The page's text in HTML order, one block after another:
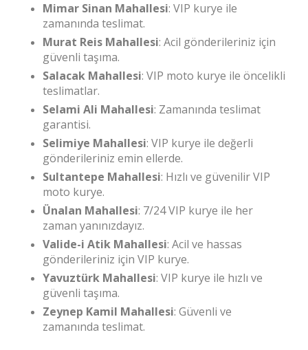
Mimar Sinan Mahallesi: VIP kurye ile
zamanında teslimat.
Murat Reis Mahallesi: Acil gönderileriniz için
güvenli taşıma.
Salacak Mahallesi: VIP moto kurye ile öncelikli
teslimatlar.
Selami Ali Mahallesi: Zamanında teslimat
garantisi.
Selimiye Mahallesi: VIP kurye ile değerli
gönderileriniz emin ellerde.
Sultantepe Mahallesi: Hızlı ve güvenilir VIP
moto kurye.
Ünalan Mahallesi: 7/24 VIP kurye ile her
zaman yanınızdayız.
Valide-i Atik Mahallesi: Acil ve hassas
gönderileriniz için VIP kurye.
Yavuztürk Mahallesi: VIP kurye ile hızlı ve
güvenli taşıma.
Zeynep Kamil Mahallesi: Güvenli ve
zamanında teslimat.